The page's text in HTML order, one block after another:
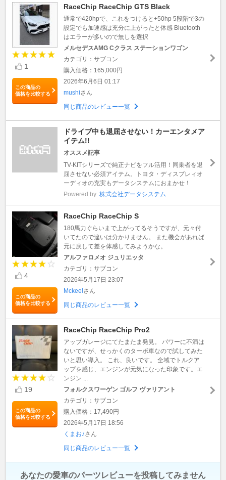
1
この商品の
価格を比較する
RaceChip RaceChip GTS Black
通常で420hpで、これをつけると+50hp 5段階で3の
設定でも加速感は充分に上がったと体感 Bluetooth
はエラーが多いので無しを選択
メルセデスAMG Cクラス ステーションワゴン
カテゴリ：サブコン
購入価格：165,000円
2026年6月6日 01:17
mushiさん
同じ商品のレビュー一覧
ドライブ中も退屈させない！カーエンタメア
イテム!!
オススメ記事
TV-KITシリーズで純正ナビをフル活用！同乗者を退
屈させない必須アイテム。トヨタ・ディスプレィオ
ーディオの充実もデータシステムにおまかせ！
Powered by 株式会社データシステム
4
この商品の
価格を比較する
RaceChip RaceChip S
180馬力ぐらいまで上がってるそうですが、元々付
いてたので違いは分かりません。 また機会があれば
元に戻して差を体感してみようかな。
アルファロメオ ジュリエッタ
カテゴリ：サブコン
2026年5月17日 23:07
Mckee!さん
同じ商品のレビュー一覧
19
この商品の
価格を比較する
RaceChip RaceChip Pro2
アップガレージにてたまたま発見。 パワーに不満は
ないですが、せっかくのターボ車なので試してみた
いと思い導入。 これ、良いです。 全域でトルクア
ップを感じ、エンジンが元気になった印象です。エ
ンジン ...
フォルクスワーゲン ゴルフ ヴァリアント
カテゴリ：サブコン
購入価格：17,490円
2026年5月17日 18:56
くまお♪さん
同じ商品のレビュー一覧
あなたの愛車のパーツレビューを投稿してみません